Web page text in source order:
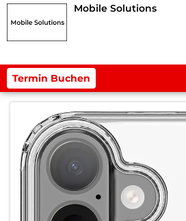
Mobile Solutions
Termin Buchen